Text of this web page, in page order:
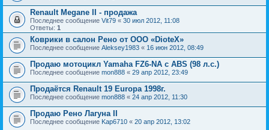
Renault Megane II - продажа
Последнее сообщение Vit79 « 30 июл 2012, 11:08
Ответы: 1
Коврики в салон Рено от ООО «DioteX»
Последнее сообщение Aleksey1983 « 16 июн 2012, 08:49
Продаю мотоцикл Yamaha FZ6-NA с ABS (98 л.с.)
Последнее сообщение mon888 « 29 апр 2012, 23:49
Продаётся Renault 19 Europa 1998г.
Последнее сообщение mon888 « 24 апр 2012, 11:30
Продаю Рено Лагуна II
Последнее сообщение Kap6710 « 20 апр 2012, 13:02